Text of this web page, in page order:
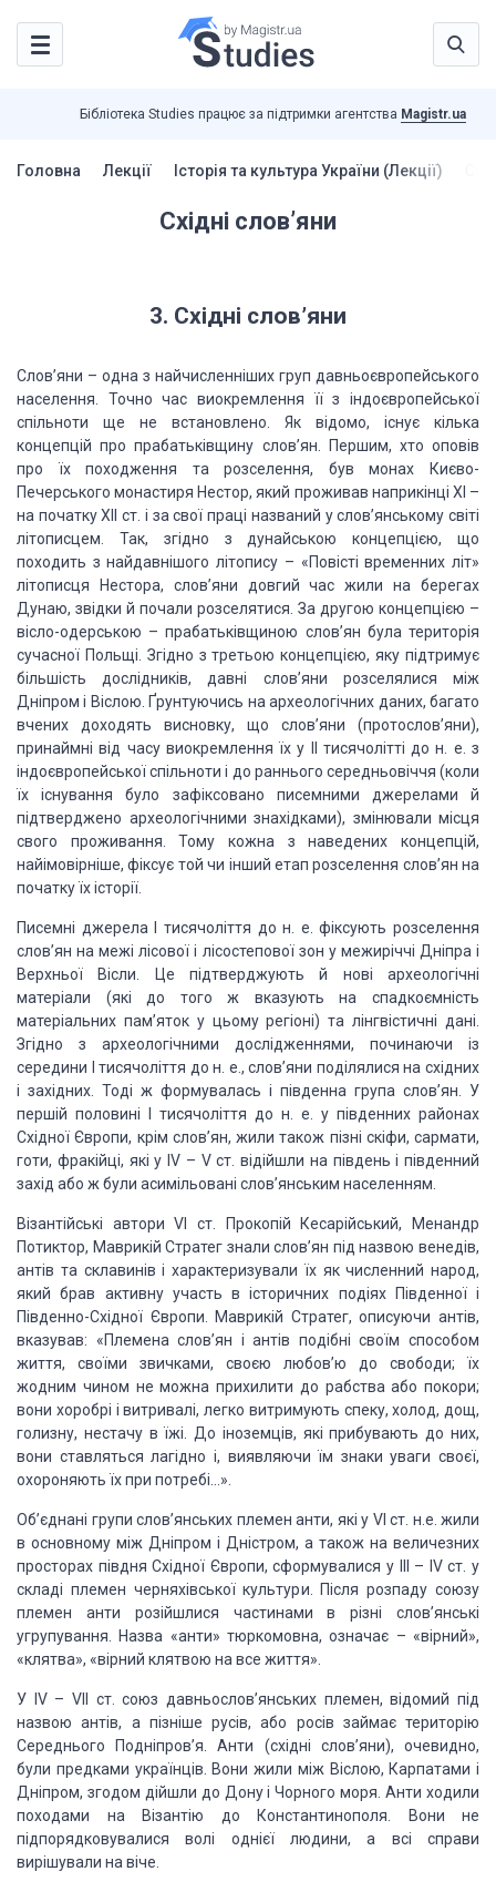
Бібліотека Studies працює за підтримки агентства Magistr.ua
Головна Лекції Історія та культура України (Лекції)
Східні слов’яни
3. Східні слов’яни
Слов’яни – одна з найчисленніших груп давньоєвропейського
населення. Точно час виокремлення її з індоєвропейської
спільноти ще не встановлено. Як відомо, існує кілька
концепцій про прабатьківщину слов’ян. Першим, хто оповів
про їх походження та розселення, був монах Києво-
Печерського монастиря Нестор, який проживав наприкінці ХІ –
на початкуХІІ ст. і за свої праці названий у слов’янському світі
літописцем. Так, згідно з дунайською концепцією, що
походить з найдавнішого літопису – «Повісті временних літ»
літописця Нестора, слов’яни довгий час жили на берегах
Дунаю, звідки й почали розселятися. За другою концепцією –
вісло-одерською – прабатьківщиною слов’ян була територія
сучасної Польщі. Згідно з третьою концепцією, яку підтримує
більшість дослідників, давні слов’яни розселялися між
Дніпром і Віслою. Ґрунтуючись на археологічних даних, багато
вчених доходять висновку, що слов’яни (протослов’яни),
принаймні від часу виокремлення їх у ІІ тисячолітті до н. е. з
індоєвропейської спільноти і до раннього середньовіччя (коли
їх існування було зафіксовано писемними джерелами й
підтверджено археологічними знахідками), змінювали місця
свого проживання. Тому кожна з наведених концепцій,
найімовірніше, фіксує той чи інший етап розселення слов’ян на
початку їх історії.
Писемні джерела І тисячоліття до н. е. фіксують розселення
слов’ян на межі лісової і лісостеповоїзон у межиріччі Дніпра і
Верхньої Вісли. Це підтверджують й нові археологічні
матеріали (які до того ж вказують на спадкоємність
матеріальних пам’яток у цьому регіоні) та лінгвістичні дані.
Згідно з археологічними дослідженнями, починаючи із
середини І тисячоліття до н. е., слов’яни поділялися на східних
і західних. Тоді ж формувалась і південна група слов’ян. У
першій половині І тисячоліття до н. е. у південних районах
Східної Європи, крім слов’ян, жили також пізні скіфи, сармати,
готи, фракійці, які у ІV – V ст. відійшли на південь і південний
захід або ж були асимільовані слов’янським населенням.
Візантійські автори VІ ст. Прокопій Кесарійський, Менандр
Потиктор, Маврикій Стратег знали слов’ян під назвою венедів,
антів та склавинів і характеризували їх як численний народ,
який брав активну участь в історичних подіях Південної і
Південно-Східної Європи.
Маврикій Стратег, описуючи антів,
вказував: «Племена слов’ян і антів подібні своїм способом
життя, своїми звичками, своєю любов’ю до свободи; їх
жодним чином не можна прихилити до рабства або покори;
вони хоробрі і витривалі, легко витримують спеку, холод, дощ,
голизну, нестачу в їжі. До іноземців, які прибувають до них,
вони ставляться лагідно і, виявляючи їм знаки уваги своєї,
охороняють їх при потребі…»
Об’єднані групи слов’янських племен анти, які у VІ ст. н.е. жили
в основному між Дніпром і Дністром, а також на величезних
просторах півдня Східної Європи, сформувалися у ІІІ – ІV ст. у
складі племен черняхівської культури. Після розпаду союзу
племен анти розійшлися частинами в різні слов’янські
угрупування. Назва «анти» тюркомовна, означає – «вірний»,
«клятва», «вірний клятвою на все життя»
У ІV – VІІ ст. союз давньослов’янських племен, відомий під
назвою антів, а пізніше русів, або росів займає територію
Середнього Подніпров’я . Анти (східні слов’яни), очевидно,
були предками українців.
Вони жили між Віслою, Карпатами і
Дніпром, згодом дійшли до Дону і Чорного моря. Анти ходили
походами на Візантію до Константинополя. Вони не
підпорядковувалися волі однієї людини, а всі справи
вирішували на віче.